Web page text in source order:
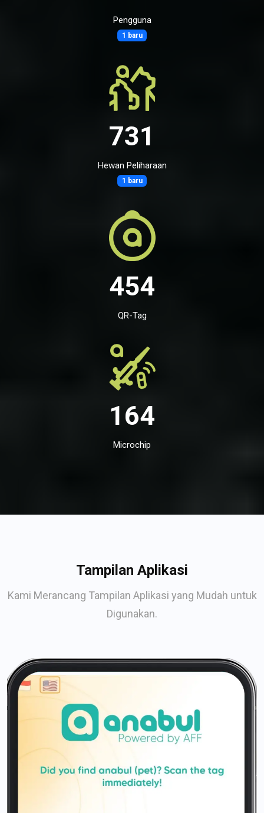
Pengguna
1 baru
731
Hewan Peliharaan
1 baru
454
QR-Tag
164
Microchip
Tampilan Aplikasi
Kami Merancang Tampilan Aplikasi yang Mudah untuk
Digunakan.